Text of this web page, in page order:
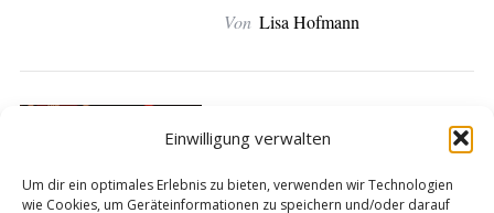
Einwilligung verwalten
Um dir ein optimales Erlebnis zu bieten, verwenden wir Technologien
wie Cookies, um Geräteinformationen zu speichern und/oder darauf
Von Lisa Hofmann
Kurier: Wärmebus soll
auch im Sommer fahren
Von kurt-tv
c